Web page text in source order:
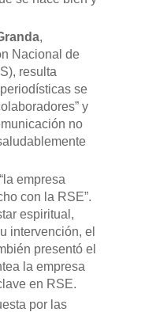
,
Nacional de
resulta
se
y
no
empresa
con la RSE”.
espiritual,
intervención, el
presentó el
la empresa
en RSE.
por las